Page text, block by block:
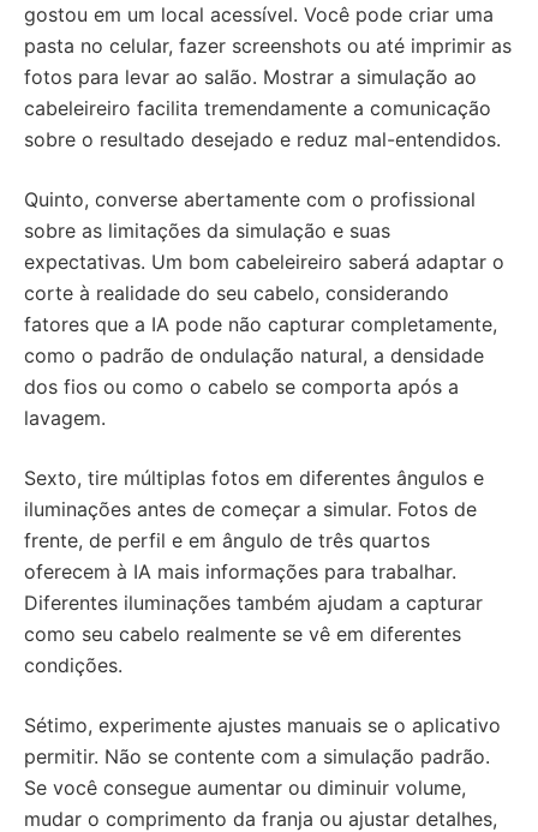
gostou em um local acessível. Você pode criar uma
pasta no celular, fazer screenshots ou até imprimir as
fotos para levar ao salão. Mostrar a simulação ao
cabeleireiro facilita tremendamente a comunicação
sobre o resultado desejado e reduz mal-entendidos.
Quinto, converse abertamente com o profissional
sobre as limitações da simulação e suas
expectativas. Um bom cabeleireiro saberá adaptar o
corte à realidade do seu cabelo, considerando
fatores que a IA pode não capturar completamente,
como o padrão de ondulação natural, a densidade
dos fios ou como o cabelo se comporta após a
lavagem.
Sexto, tire múltiplas fotos em diferentes ângulos e
iluminações antes de começar a simular. Fotos de
frente, de perfil e em ângulo de três quartos
oferecem à IA mais informações para trabalhar.
Diferentes iluminações também ajudam a capturar
como seu cabelo realmente se vê em diferentes
condições.
Sétimo, experimente ajustes manuais se o aplicativo
permitir. Não se contente com a simulação padrão.
Se você consegue aumentar ou diminuir volume,
mudar o comprimento da franja ou ajustar detalhes,